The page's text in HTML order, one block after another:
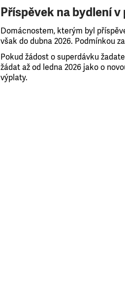
Příspěvek na bydlení
Domácnostem, kterým byl
však do dubna 2026. Podmínkou
Pokud žádost o superdávku žadatel
žádat až od ledna 2026 jako o
výplaty.